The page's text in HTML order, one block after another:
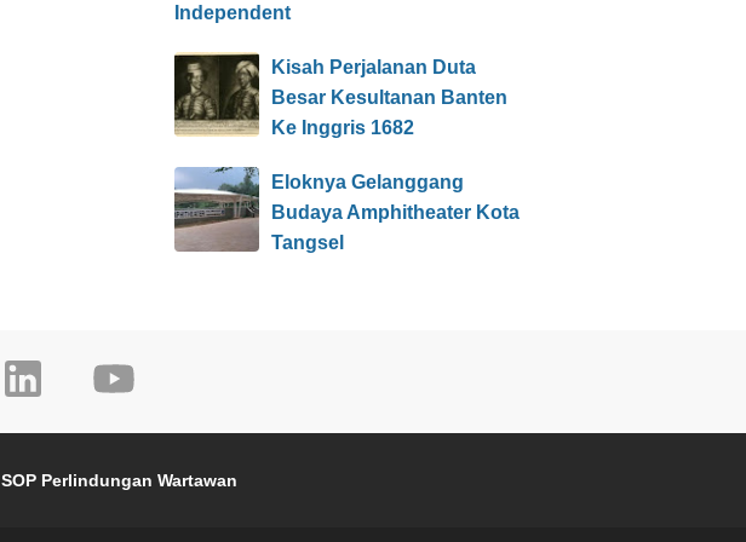
Independent
Kisah Perjalanan Duta
Besar Kesultanan Banten
Ke Inggris 1682
Eloknya Gelanggang
Budaya Amphitheater Kota
Tangsel
SOP Perlindungan Wartawan